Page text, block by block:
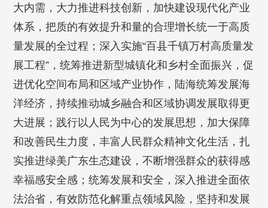
大内需，大力推进科技创新，加快建设现代化产业
体系，把质的有效提升和量的合理增长统一于高质
量发展的全过程；深入实施“百县千镇万村高质量发
展工程”，统筹推进新型城镇化和乡村全面振兴，促
进优化空间布局和区域产业协作，陆海统筹发展海
洋经济，持续推动城乡融合和区域协调发展取得更
大进展；践行以人民为中心的发展思想，加大保障
和改善民生力度，丰富人民群众精神文化生活，扎
实推进绿美广东生态建设，不断增强群众的获得感
幸福感安全感；统筹发展和安全，深入推进全面依
法治省，有效防范化解重点领域风险，坚持和发展